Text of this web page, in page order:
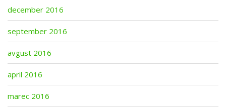
december 2016
september 2016
avgust 2016
april 2016
marec 2016